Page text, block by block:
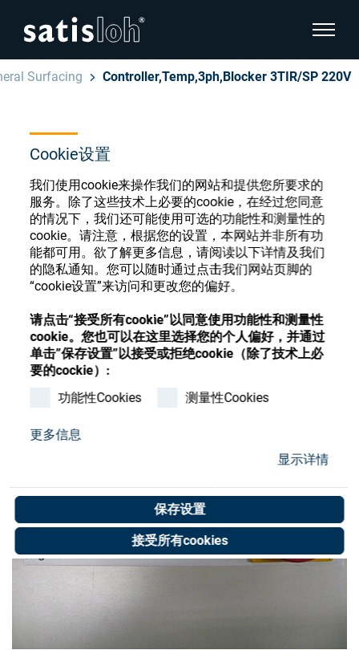
Cookie设置
我们使用cookie来操作我们的网站和提供您所要求的
服务。除了这些技术上必要的cookie，在经过您同意
的情况下，我们还可能使用可选的功能性和测量性的
cookie。请注意，根据您的设置，本网站并非所有功
能都可用。欲了解更多信息，请阅读以下详情及我们
的隐私通知。您可以随时通过点击我们网站页脚的
“cookie设置”来访问和更改您的偏好。
请点击“接受所有cookie”以同意使用功能性和测量性
cookie。您也可以在这里选择您的个人偏好，并通过
单击”保存设置”以接受或拒绝cookie（除了技术上必
要的cockie）:
功能性Cookies
测量性Cookies
更多信息
显示详情
保存设置
接受所有cookies
显示页
汉语
眼镜光学
精密光学
我们是谁
加入我们
Store
隐藏页面导航
English
Deutsch
Español
Français
Surfacing Controller,Temp,3ph,Blocker 3TIR/SP 220V
眼镜光学耗材商店
注册或登录以访问您的帐户，并了解我们的各
种眼镜光学耗材
注册 登录